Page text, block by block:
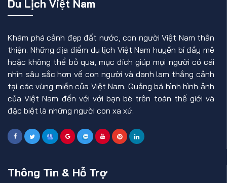
Du Lịch Việt Nam
Khám phá cảnh đẹp đất nước, con người Việt Nam thân
thiện. Những địa điểm du lịch Việt Nam huyền bí đầy mê
hoặc không thể bỏ qua, mục đích giúp mọi người có cái
nhìn sâu sắc hơn về con người và danh lam thắng cảnh
tại các vùng miền của Việt Nam. Quảng bá hình hình ảnh
của Việt Nam đến với với bạn bè trên toàn thế giới và
đặc biệt là những người con xa xứ.
Thông Tin & Hỗ Trợ